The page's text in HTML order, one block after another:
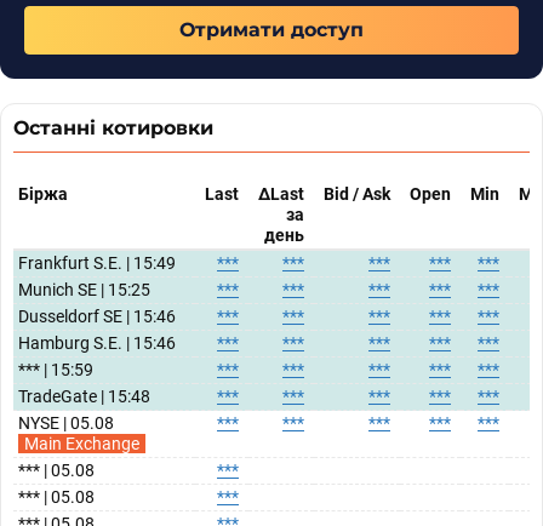
Отримати доступ
Останні котировки
Біржа Last
ΔLast
за
день
Bid / Ask Open Min
Frankfurt S.E. | 15:49 *** *** *** *** ***
Munich SE | 15:25
*** *** *** *** ***
Dusseldorf SE | 15:46
*** *** *** *** ***
Hamburg S.E. | 15:46
*** *** *** *** ***
*** | 15:59
*** *** *** *** ***
TradeGate | 15:48
*** *** *** *** ***
NYSE | 05.08
Main Exchange
*** *** *** *** ***
*** | 05.08
***
*** | 05.08
***